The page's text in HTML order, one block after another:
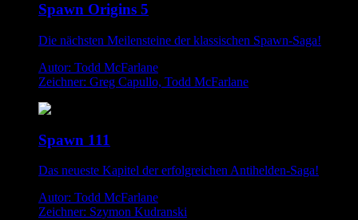
Spawn Origins 5
Die nächsten Meilensteine der klassischen Spawn-Saga!
Autor: Todd McFarlane
Zeichner: Greg Capullo, Todd McFarlane
Spawn 111
Das neueste Kapitel der erfolgreichen Antihelden-Saga!
Autor: Todd McFarlane
Zeichner: Szymon Kudranski